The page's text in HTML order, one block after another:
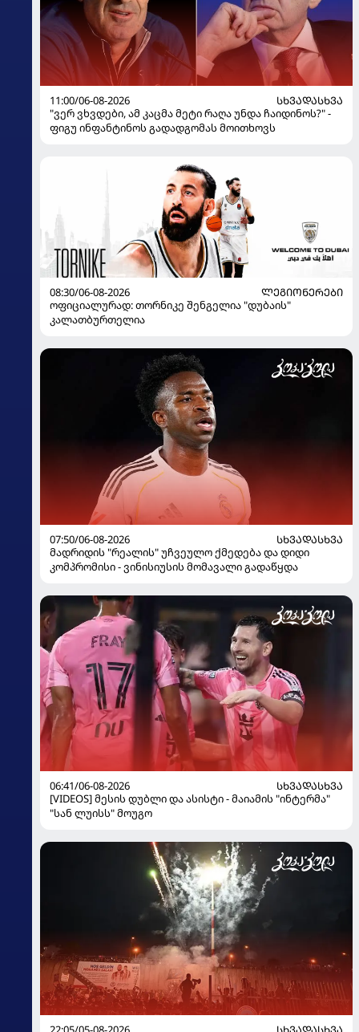
11:00/06-08-2026
ᲡᲮᲕᲐᲓᲐᲡᲮᲕᲐ
"ვერ ვხვდები, ამ კაცმა მეტი რაღა უნდა ჩაიდინოს?" -
ფიგუ ინფანტინოს გადადგომას მოითხოვს
08:30/06-08-2026
ᲚᲔᲒᲘᲝᲜᲔᲠᲔᲑᲘ
ოფიციალურად: თორნიკე შენგელია "დუბაის"
კალათბურთელია
07:50/06-08-2026
ᲡᲮᲕᲐᲓᲐᲡᲮᲕᲐ
მადრიდის "რეალის" უჩვეულო ქმედება და დიდი
კომპრომისი - ვინისიუსის მომავალი გადაწყდა
06:41/06-08-2026
ᲡᲮᲕᲐᲓᲐᲡᲮᲕᲐ
[VIDEOS] მესის დუბლი და ასისტი - მაიამის "ინტერმა"
"სან ლუისს" მოუგო